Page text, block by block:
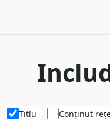
Titlu Conținut